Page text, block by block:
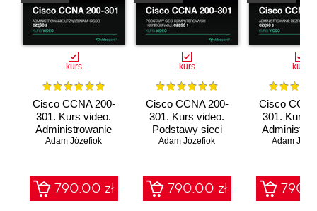
kurs
Cisco CCNA 200-
301. Kurs video.
Administrowanie
urządzeniami Cisco
Adam Józefiok
790.00 zł
kurs
Cisco CCNA 200-
301. Kurs video.
Podstawy sieci
komputerowych i
Adam Józefiok
790.00 zł
kurs
Cisco
301. Kurs
Adam